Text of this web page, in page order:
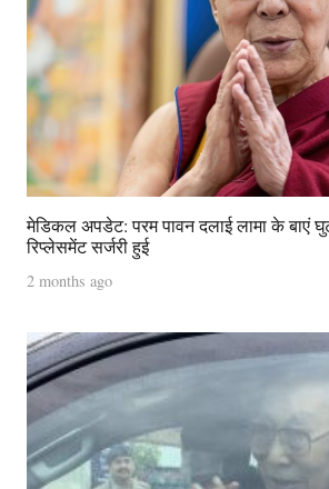
मेडिकल अपडेट: परम पावन दलाई लामा के बाएं
रिप्लेसमेंट सर्जरी हुई
2 months ago